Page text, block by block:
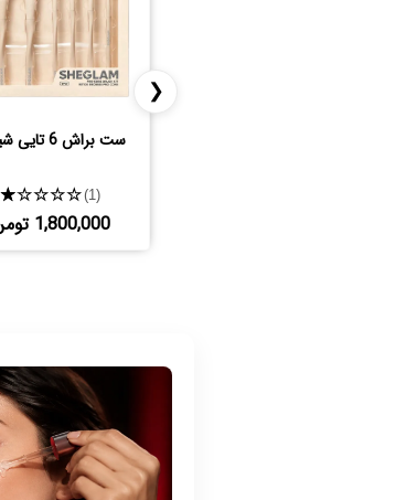
❮
ست براش 6 تایی شیگلم
★★★★★(1)
1,800,000 تومن